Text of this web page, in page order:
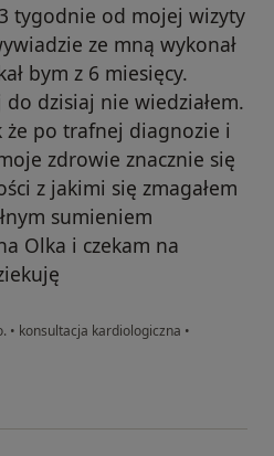
tygodnie od mojej wizyty
ze mną wykonał
bym z 6 miesięcy.
dzisiaj nie wiedziałem.
że po trafnej diagnozie i
zdrowie znacznie się
z jakimi się zmagałem
sumieniem
Olka i czekam na
• konsultacja kardiologiczna •